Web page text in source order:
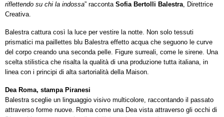
riflettendo su chi la indossa” racconta Sofia Bertolli Balestra, Direttrice
Creativa.
Balestra cattura così la luce per vestire la notte. Non solo tessuti
prismatici ma paillettes blu Balestra effetto acqua che seguono le curve
del corpo creando una seconda pelle. Figure surreali, come le sirene. Una
scelta stilistica che risalta la qualità di una produzione tutta italiana, in
linea con i principi di alta sartorialità della Maison.
Dea Roma, stampa Piranesi
Balestra sceglie un linguaggio visivo multicolore, raccontando il passato
attraverso forme nuove. Roma come una Dea vista attraverso gli occhi di